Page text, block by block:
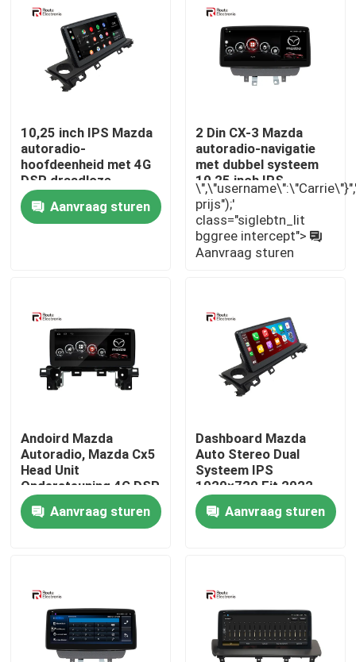
Thuis
Fabrieksreis
Contacteer ons
nieuws
Vraag een offerte aan
Android Autoradio Stereo
10,25 inch IPS Mazda
autoradio-
hoofdeenheid met 4G
DSP draadloze
Carplay
Aanvraag sturen
2 Din CX-3 Mazda
autoradio-navigatie
met dubbel systeem
10,25 inch IPS-
scherm
prijs");'
class="siglebtn_lit
bggree intercept">
Aanvraag sturen
Andoird Mazda
Autoradio, Mazda Cx5
Head Unit
Ondersteuning 4G DSP
360 Panorama
Aanvraag sturen
Dashboard Mazda
Auto Stereo Dual
Systeem IPS
1920×720 Fit 2022
Mazda 6
Aanvraag sturen